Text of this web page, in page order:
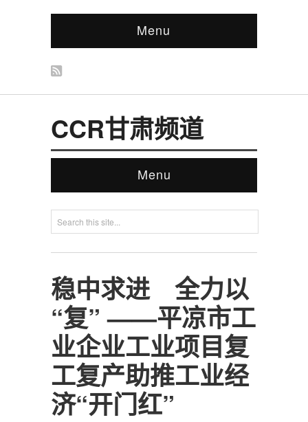
Menu
CCR甘肃频道
Menu
稳中求进 全力以
“复” ——平凉市工
业企业工业项目复
工复产助推工业经
济“开门红”